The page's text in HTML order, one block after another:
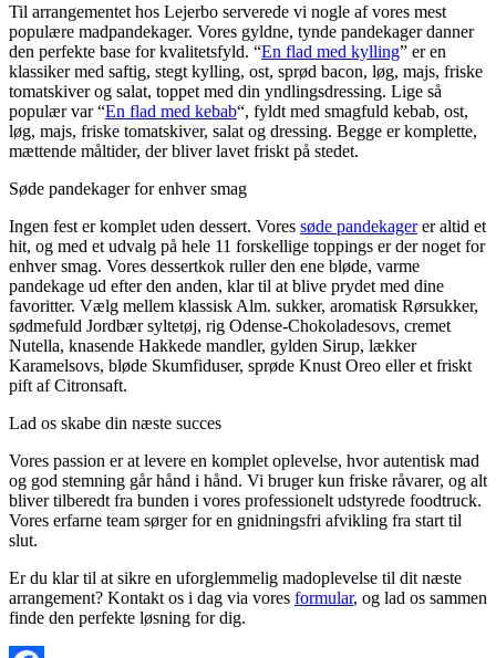
Til arrangementet hos Lejerbo serverede vi nogle af vores mest
populære madpandekager. Vores gyldne, tynde pandekager danner
den perfekte base for kvalitetsfyld. “En flad med kylling” er en
klassiker med saftig, stegt kylling, ost, sprød bacon, løg, majs, friske
tomatskiver og salat, toppet med din yndlingsdressing. Lige så
populær var “En flad med kebab“, fyldt med smagfuld kebab, ost,
løg, majs, friske tomatskiver, salat og dressing. Begge er komplette,
mættende måltider, der bliver lavet friskt på stedet.
Søde pandekager for enhver smag
Ingen fest er komplet uden dessert. Vores søde pandekagerer altid et
hit, og med et udvalg på hele 11 forskellige toppings er der noget for
enhver smag. Vores dessertkok ruller den ene bløde, varme
pandekage ud efter den anden, klar til at blive prydet med dine
favoritter. Vælg mellem klassisk Alm. sukker, aromatisk Rørsukker,
sødmefuld Jordbær syltetøj, rig Odense-Chokoladesovs, cremet
Nutella, knasende Hakkede mandler, gylden Sirup, lækker
Karamelsovs, bløde Skumfiduser, sprøde Knust Oreo eller et friskt
pift af Citronsaft.
Lad os skabe din næste succes
Vores passion er at levere en komplet oplevelse, hvor autentisk mad
og god stemning går hånd i hånd. Vi bruger kun friske råvarer, og alt
bliver tilberedt fra bunden i vores professionelt udstyrede foodtruck.
Vores erfarne team sørger for en gnidningsfri afvikling fra start til
slut.
Er du klar til at sikre en uforglemmelig madoplevelse til dit næste
arrangement? Kontakt os i dag via vores formular, og lad os sammen
finde den perfekte løsning for dig.